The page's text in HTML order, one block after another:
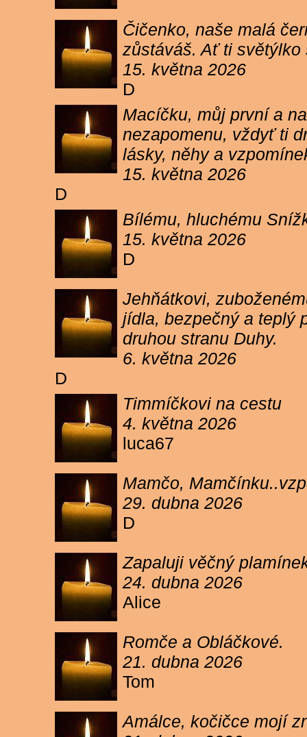
Čičenko, naše malá
zůstáváš. Ať ti
15. května 2026
D
Macíčku, můj první a
nezapomenu, vždyť ti
lásky, něhy a
15. května 2026
D
Bílému, hluchému
15. května 2026
D
Jehňátkovi,
jídla, bezpečný a teplý
druhou stranu Duhy.
6. května 2026
D
Timmíčkovi na cestu
4. května 2026
luca67
Mamčo,
29. dubna 2026
D
Zapaluji věčný
24. dubna 2026
Alice
Romče a Obláčkové.
21. dubna 2026
Tom
Amálce, kočičce mojí